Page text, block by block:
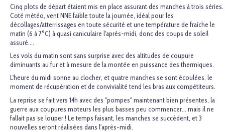
Cinq plots de départ étaient mis en place assurant des manches à trois séries.
Coté météo, vent NNE faible toute la journée, idéal pour les
décollages/atterrissages en toute sécurité et une température de fraîche le
matin (6 à 7°C) à quasi caniculaire l'après-midi, donc des coups de soleil
assuré….
Les vols du matin sont sans surprise avec des altitudes de coupure
diminuants au fur et à mesure de la montée en puissance des thermiques.
L'heure du midi sonne au clocher, et quatre manches se sont écoulées, le
moment de récupération et de convivialité tend les bras aux compétiteurs.
La reprise se fait vers 14h avec des "pompes" maintenant bien présentes, la
guerre aux coupures moteurs les plus basses peu commencer... mais il ne
fallait pas se louper ! Le temps faisant, les manches se succèdent, et 3
nouvelles seront réalisées dans l'après-midi.